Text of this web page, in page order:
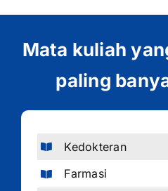
Mata kuliah
paling
Kedokteran
Farmasi